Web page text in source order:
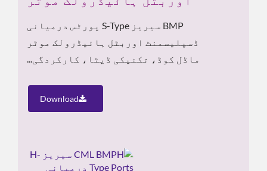
BMP سیریز S-Type پورٹس درمیانی
ڈسپلیسمنٹ اوربٹل ہائیڈرولک موٹر
ماڈل کوڈ، تکنیکی ڈیٹا، کارکردگی...
Download